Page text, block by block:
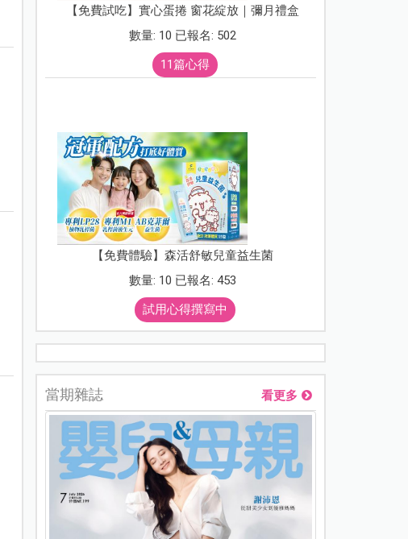
【免費試吃】實心蛋捲 窗花綻放｜彌月禮盒
數量: 10 已報名: 502
11篇心得
【免費體驗】森活舒敏兒童益生菌
數量: 10 已報名: 453
試用心得撰寫中
當期雜誌 看更多